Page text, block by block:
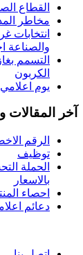
القطاع
مخاطر
انتخابات
والصناعة
التسمم
الكربون
يوم
آخر المقالات
الرقم
توظيف
الحملة
بالاسعار
احصاء
دعائم